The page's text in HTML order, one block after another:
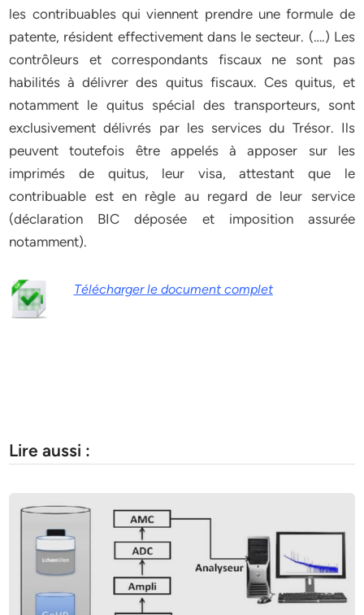
les contribuables qui viennent prendre une formule de
patente, résident effectivement dans le secteur. (….) Les
contrôleurs et correspondants fiscaux ne sont pas
habilités à délivrer des quitus fiscaux. Ces quitus, et
notamment le quitus spécial des transporteurs, sont
exclusivement délivrés par les services du Trésor. Ils
peuvent toutefois être appelés à apposer sur les
imprimés de quitus, leur visa, attestant que le
contribuable est en règle au regard de leur service
(déclaration BIC déposée et imposition assurée
notamment).
Télécharger le document complet
Lire aussi :